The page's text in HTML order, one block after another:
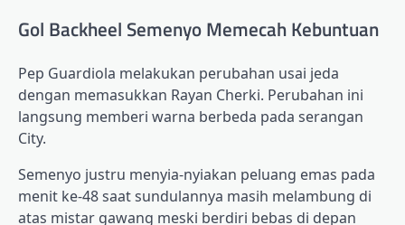
Gol Backheel Semenyo Memecah Kebuntuan
Pep Guardiola melakukan perubahan usai jeda
dengan memasukkan Rayan Cherki. Perubahan ini
langsung memberi warna berbeda pada serangan
City.
Semenyo justru menyia-nyiakan peluang emas pada
menit ke-48 saat sundulannya masih melambung di
atas mistar gawang meski berdiri bebas di depan